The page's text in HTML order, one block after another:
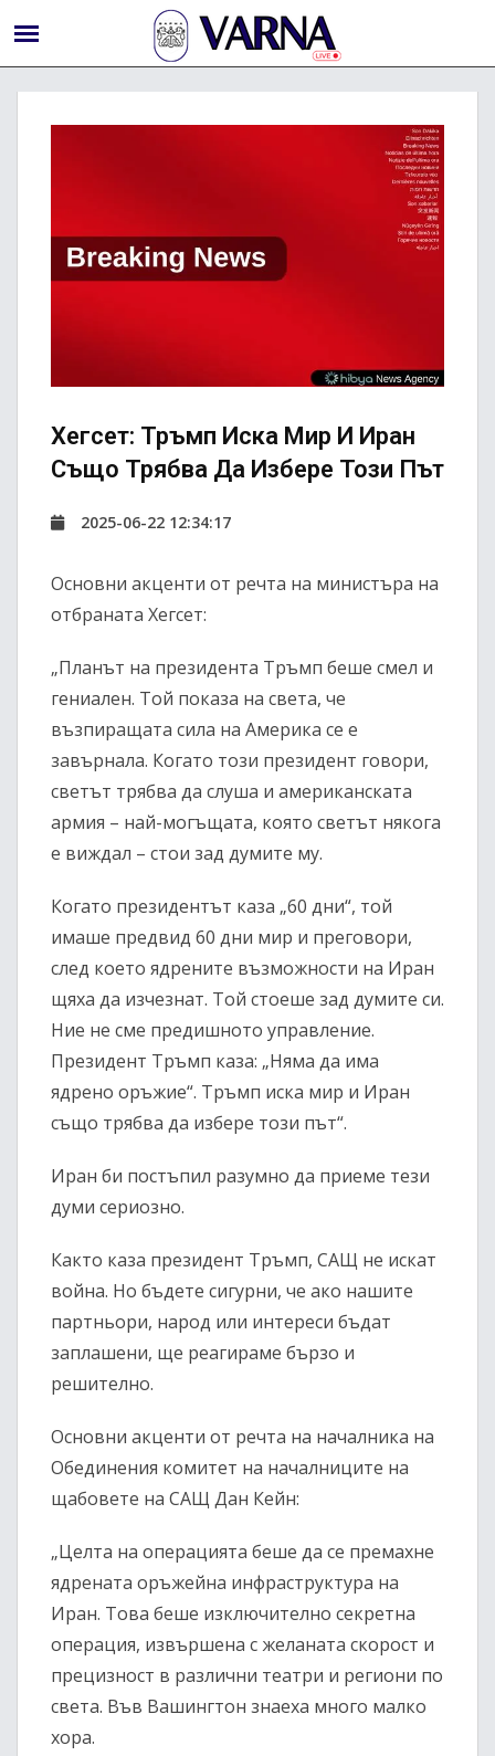
Хегсет: Тръмп Иска Мир И Иран
Също Трябва Да Избере Този Път
2025-06-22 12:34:17
Основни акценти от речта на министъра на
отбраната Хегсет:
„Планът на президента Тръмп беше смел и
гениален. Той показа на света, че
възпиращата сила на Америка се е
завърнала. Когато този президент говори,
светът трябва да слуша и американската
армия – най-могъщата, която светът някога
е виждал – стои зад думите му.
Когато президентът каза „60 дни“, той
имаше предвид 60 дни мир и преговори,
след което ядрените възможности на Иран
щяха да изчезнат. Той стоеше зад думите си.
Ние не сме предишното управление.
Президент Тръмп каза: „Няма да има
ядрено оръжие“. Тръмп иска мир и Иран
също трябва да избере този път“.
Иран би постъпил разумно да приеме тези
думи сериозно.
Както каза президент Тръмп, САЩ не искат
война. Но бъдете сигурни, че ако нашите
партньори, народ или интереси бъдат
заплашени, ще реагираме бързо и
решително.
Основни акценти от речта на началника на
Обединения комитет на началниците на
щабовете на САЩ Дан Кейн:
„Целта на операцията беше да се премахне
ядрената оръжейна инфраструктура на
Иран. Това беше изключително секретна
операция, извършена с желаната скорост и
прецизност в различни театри и региони по
света. Във Вашингтон знаеха много малко
хора.